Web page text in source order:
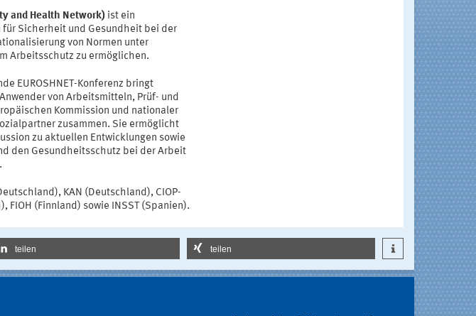
and Health Network) ist ein
für Sicherheit und Gesundheit bei der
von Normen unter
Arbeitsschutz zu ermöglichen.
EUROSHNET-Konferenz bringt
von Arbeitsmitteln, Prüf- und
Kommission und nationaler
zusammen. Sie ermöglicht
zu aktuellen Entwicklungen sowie
den Gesundheitsschutz bei der Arbeit
KAN (Deutschland), CIOP-
FIOH (Finnland) sowie INSST (Spanien).
teilen teilen